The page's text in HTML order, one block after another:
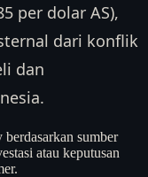
per dolar AS),
dari konflik
dan
sumber
atau keputusan